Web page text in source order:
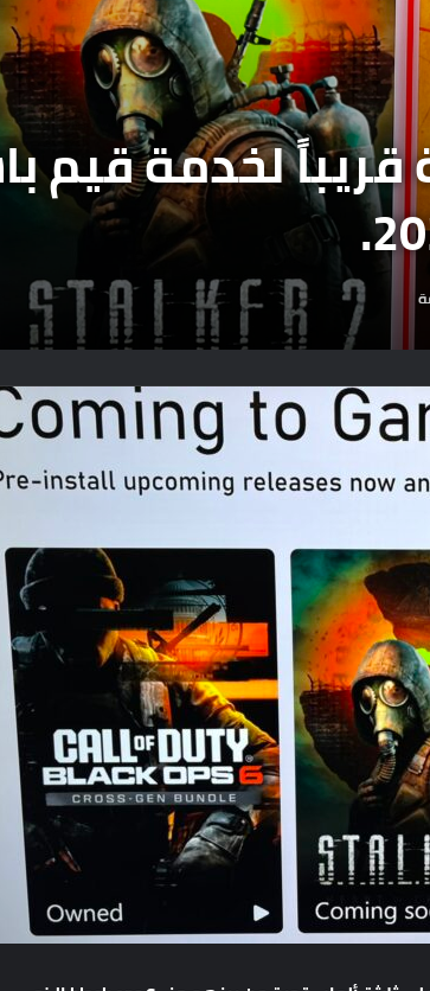
قريباً لخدمة